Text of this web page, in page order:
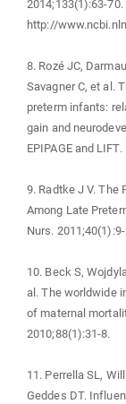
2014;133(1):63-
http://
8. Rozé JC,
Savagner C, et al.
preterm infants:
gain and
EPIPAGE and
9. Radtke J V. The
Among Late
Nurs.
10. Beck S,
al. The worldwide
of maternal
2010;88(1):31-8.
11. Perrella SL,
Geddes DT.